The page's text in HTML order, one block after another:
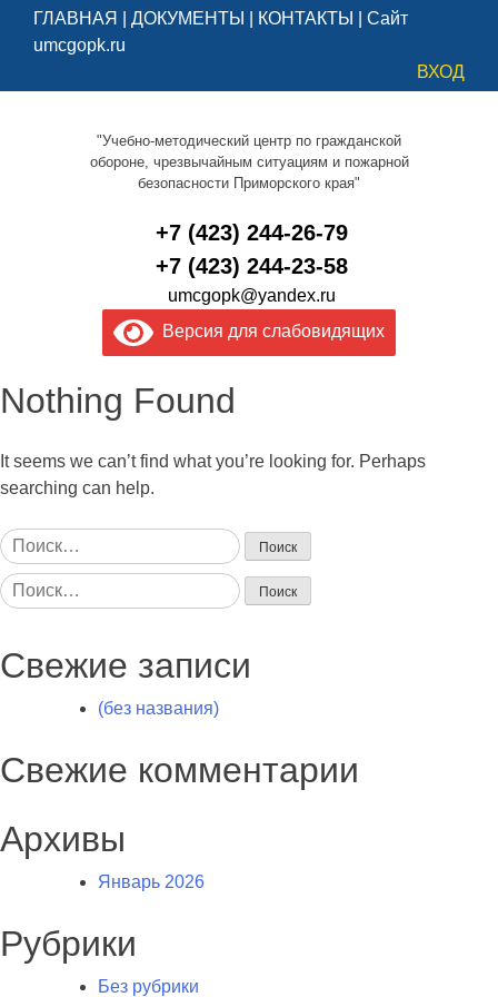
ГЛАВНАЯ ДОКУМЕНТЫ КОНТАКТЫ
Сайт
umcgopk.ru
ВХОД
"Учебно-методический центр по гражданской
обороне, чрезвычайным ситуациям и пожарной
безопасности Приморского края"
+7 (423) 244-26-79
+7 (423) 244-23-58
umcgopk@yandex.ru
Версия для слабовидящих
Nothing Found
It seems we can’t find what you’re looking for. Perhaps
searching can help.
Найти:
Найти:
Свежие записи
(без названия)
Свежие комментарии
Архивы
Январь 2026
Рубрики
Без рубрики